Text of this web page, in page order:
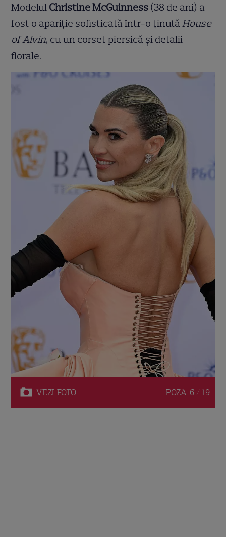
Modelul Christine McGuinness (38 de ani) a
fost o apariție sofisticată într-o ținută House
of Alvin, cu un corset piersică și detalii
florale.
VEZI FOTO POZA 6 / 19